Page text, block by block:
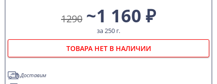
1290 ~1 160 ₽
за 250 г.
ТОВАРА НЕТ В НАЛИЧИИ
Доставим